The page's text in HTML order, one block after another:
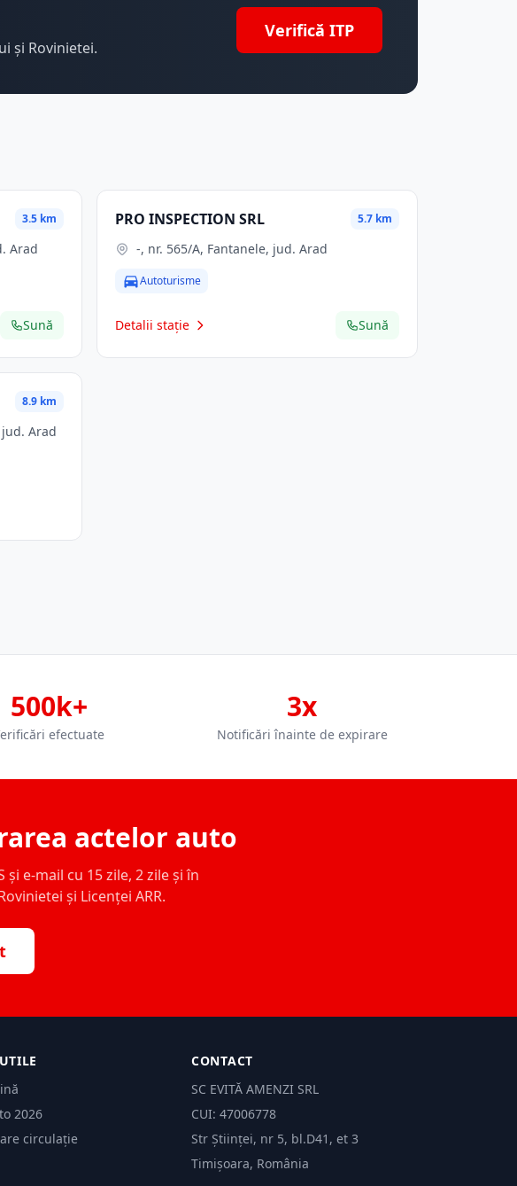
și Rovinietei.
Verifică ITP
3.5 km
Arad
Sună
PRO INSPECTION SRL 5.7 km
-, nr. 565/A, Fantanele, jud. Arad
Autoturisme
Detalii stație Sună
8.9 km
Arad
500k+
efectuate
3x
Notificări înainte de expirare
actelor auto
e-mail cu 15 zile, 2 zile și în
și Licenței ARR.
2026
circulație
CONTACT
SC EVITĂ AMENZI SRL
CUI: 47006778
Str Științei, nr 5, bl.D41, et 3
Timișoara, România